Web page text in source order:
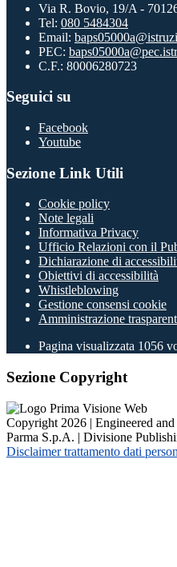
Via R. Bovio, 19/A -
Tel: 080 5484304
Email:
PEC:
C.F.: 80006280723
Seguici su
Facebook
Youtube
Sezione Link Utili
Cookie policy
Note legali
Informativa Privacy
Ufficio Relazioni con il
Dichiarazione di
Obiettivi di accessibilità
Whistleblowing
Gestione consensi cookie
Amministrazione
Pagina visualizzata 1056
Sezione Copyright
Copyright 2026 | Engineered
Parma S.p.A. | Divisione
Disclaimer trattamento dati